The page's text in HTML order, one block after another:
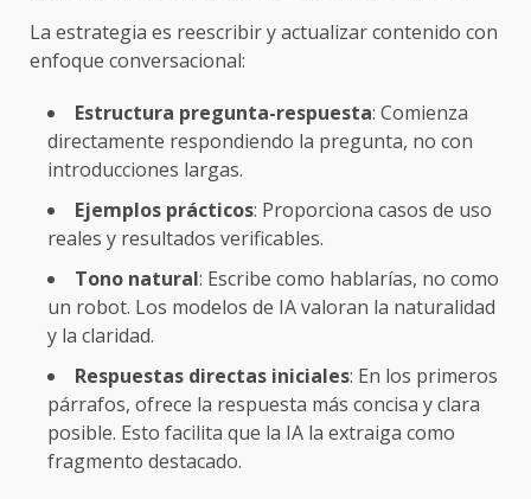
La estrategia es reescribir y actualizar contenido con
enfoque conversacional:
Estructura pregunta-respuesta: Comienza
directamente respondiendo la pregunta, no con
introducciones largas.
Ejemplos prácticos: Proporciona casos de uso
reales y resultados verificables.
Tono natural: Escribe como hablarías, no como
un robot. Los modelos de IA valoran la naturalidad
y la claridad.
Respuestas directas iniciales: En los primeros
párrafos, ofrece la respuesta más concisa y clara
posible. Esto facilita que la IA la extraiga como
fragmento destacado.